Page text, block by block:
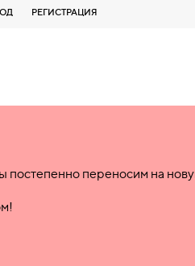
РЕГИСТРАЦИЯ
постепенно переносим на